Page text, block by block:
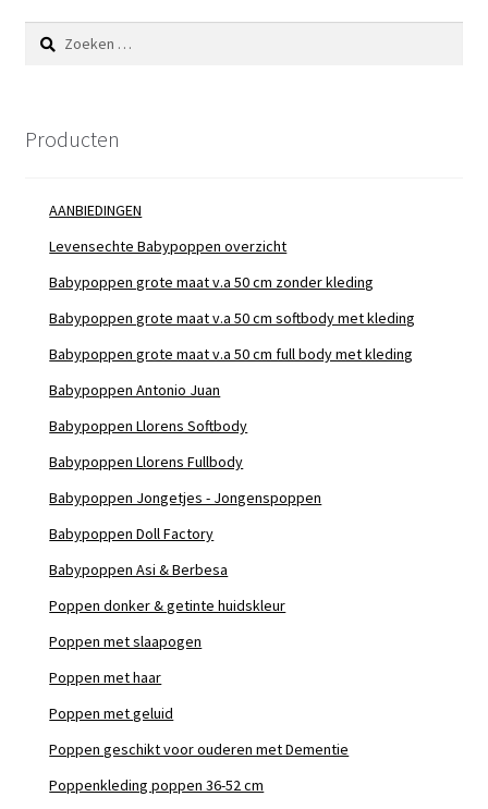
Zoeken
naar:
Producten
AANBIEDINGEN
Levensechte Babypoppen overzicht
Babypoppen grote maat v.a 50 cm zonder kleding
Babypoppen grote maat v.a 50 cm softbody met kleding
Babypoppen grote maat v.a 50 cm full body met kleding
Babypoppen Antonio Juan
Babypoppen Llorens Softbody
Babypoppen Llorens Fullbody
Babypoppen Jongetjes - Jongenspoppen
Babypoppen Doll Factory
Babypoppen Asi & Berbesa
Poppen donker & getinte huidskleur
Poppen met slaapogen
Poppen met haar
Poppen met geluid
Poppen geschikt voor ouderen met Dementie
Poppenkleding poppen 36-52 cm